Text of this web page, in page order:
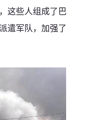
这些人组成了巴
遣军队，加强了